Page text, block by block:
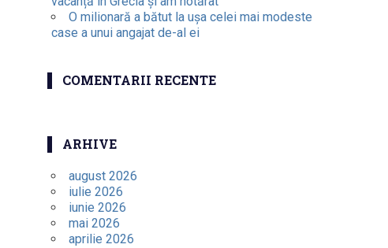
O milionară a bătut la ușa celei mai modeste
case a unui angajat de-al ei
COMENTARII RECENTE
ARHIVE
august 2026
iulie 2026
iunie 2026
mai 2026
aprilie 2026